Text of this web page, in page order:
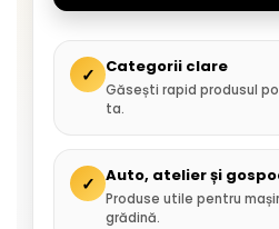
✓ Categorii clare
Găsești rapid produsul
ta.
✓ Auto, atelier și
Produse utile pentru
grădină.